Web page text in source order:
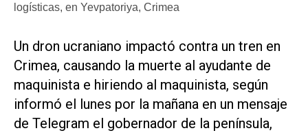
logísticas, en Yevpatoriya, Crimea
Un ​dron ucraniano impactó contra un tren en
Crimea, causando la muerte al ayudante de
maquinista e hiriendo ‌al maquinista, según
‌informó el lunes por la mañana en un mensaje
de Telegram el gobernador de la península,